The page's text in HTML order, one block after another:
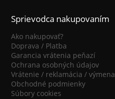
Sprievodca nakupovaním
Ako nakupovať?
Doprava / Platba
Garancia vrátenia peňazí
Ochrana osobných údajov
Vrátenie / reklamácia / výmena
Obchodné podmienky
Súbory cookies